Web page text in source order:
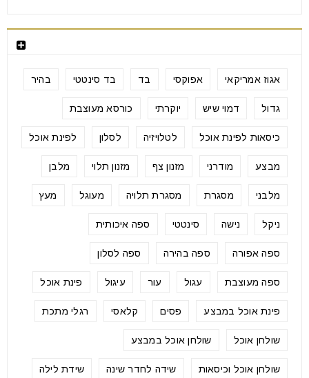
אגוז אמריקאי אפוקסי בד בד סינטטי בהיר
גדול דמוי שיש יוקרתי כורסא מעוצבת
כיסאות לפינת אוכל לטלויזיה לסלון לפינת אוכל
מבצע מודרני מזנון צף מזנון תלוי מלבן
מלבני מסגרת מסגרת תלויה מעוגל מעץ
ניקל נישה סינטטי ספה איכותית
ספה אפורה ספה בהירה ספה לסלון
ספה מעוצבת עגול עור עיגול פינת אוכל
פינת אוכל במבצע פסים קלאסי רגלי מתכת
שולחן אוכל שולחן אוכל במבצע
שולחן אוכל וכיסאות שידה לחדר שינה שידת לילה